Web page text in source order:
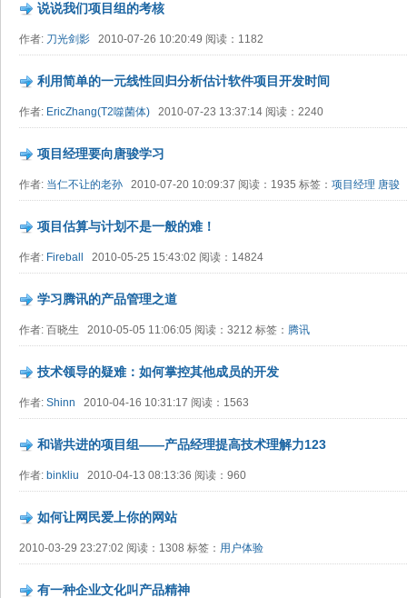
说说我们项目组的考核
作者: 刀光剑影 2010-07-26 10:20:49 阅读：1182
利用简单的一元线性回归分析估计软件项目开发时间
作者: EricZhang(T2噬菌体) 2010-07-23 13:37:14 阅读：2240
项目经理要向唐骏学习
作者: 当仁不让的老孙 2010-07-20 10:09:37 阅读：1935 标签： 项目经理 唐骏
项目估算与计划不是一般的难！
作者: Fireball 2010-05-25 15:43:02 阅读：14824
学习腾讯的产品管理之道
作者: 百晓生 2010-05-05 11:06:05 阅读：3212 标签： 腾讯
技术领导的疑难：如何掌控其他成员的开发
作者: Shinn 2010-04-16 10:31:17 阅读：1563
和谐共进的项目组——产品经理提高技术理解力123
作者: binkliu 2010-04-13 08:13:36 阅读：960
如何让网民爱上你的网站
2010-03-29 23:27:02 阅读：1308 标签： 用户体验
有一种企业文化叫产品精神